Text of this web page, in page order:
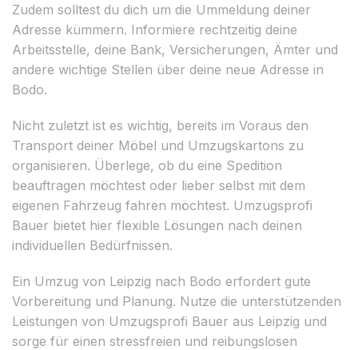
Zudem solltest du dich um die Ummeldung deiner
Adresse kümmern. Informiere rechtzeitig deine
Arbeitsstelle, deine Bank, Versicherungen, Ämter und
andere wichtige Stellen über deine neue Adresse in
Bodo.
Nicht zuletzt ist es wichtig, bereits im Voraus den
Transport deiner Möbel und Umzugskartons zu
organisieren. Überlege, ob du eine Spedition
beauftragen möchtest oder lieber selbst mit dem
eigenen Fahrzeug fahren möchtest. Umzugsprofi
Bauer bietet hier flexible Lösungen nach deinen
individuellen Bedürfnissen.
Ein Umzug von Leipzig nach Bodo erfordert gute
Vorbereitung und Planung. Nutze die unterstützenden
Leistungen von Umzugsprofi Bauer aus Leipzig und
sorge für einen stressfreien und reibungslosen